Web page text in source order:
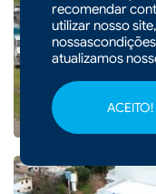
recomendar
utilizar nosso
atualizamos
ACEITO!